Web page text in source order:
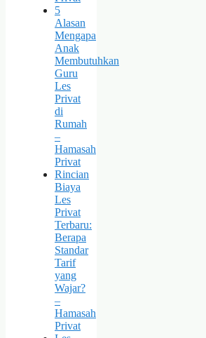
5
Alasan
Mengapa
Anak
Membutuhkan
Guru
Les
Privat
di
Rumah
–
Hamasah
Privat
Rincian
Biaya
Les
Privat
Terbaru:
Berapa
Standar
Tarif
yang
Wajar?
–
Hamasah
Privat